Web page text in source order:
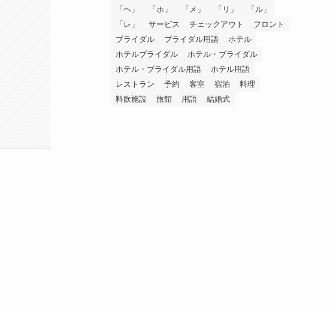
「ヘ」 「ホ」 「メ」 「リ」
「ル」
「レ」
サービス チェックアウト
フロント
ブライダル
ブライダル用語
ホテル
ホテルブライダル
ホテル・ブライダル
ホテル・ブライダル用語
ホテル用語
レストラン
予約 客室 宿泊
料理
料飲施設
旅館 用語 結婚式